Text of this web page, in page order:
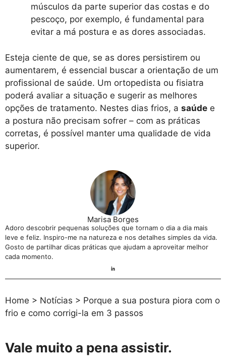
músculos da parte superior das costas e do
pescoço, por exemplo, é fundamental para
evitar a má postura e as dores associadas.
Esteja ciente de que, se as dores persistirem ou
aumentarem, é essencial buscar a orientação de um
profissional de saúde. Um ortopedista ou fisiatra
poderá avaliar a situação e sugerir as melhores
opções de tratamento. Nestes dias frios, a saúde e
a postura não precisam sofrer – com as práticas
corretas, é possível manter uma qualidade de vida
superior.
Marisa Borges
Adoro descobrir pequenas soluções que tornam o dia a dia mais
leve e feliz. Inspiro-me na natureza e nos detalhes simples da vida.
Gosto de partilhar dicas práticas que ajudam a aproveitar melhor
cada momento.
Home > Notícias > Porque a sua postura piora com o
frio e como corrigi-la em 3 passos
Vale muito a pena assistir.